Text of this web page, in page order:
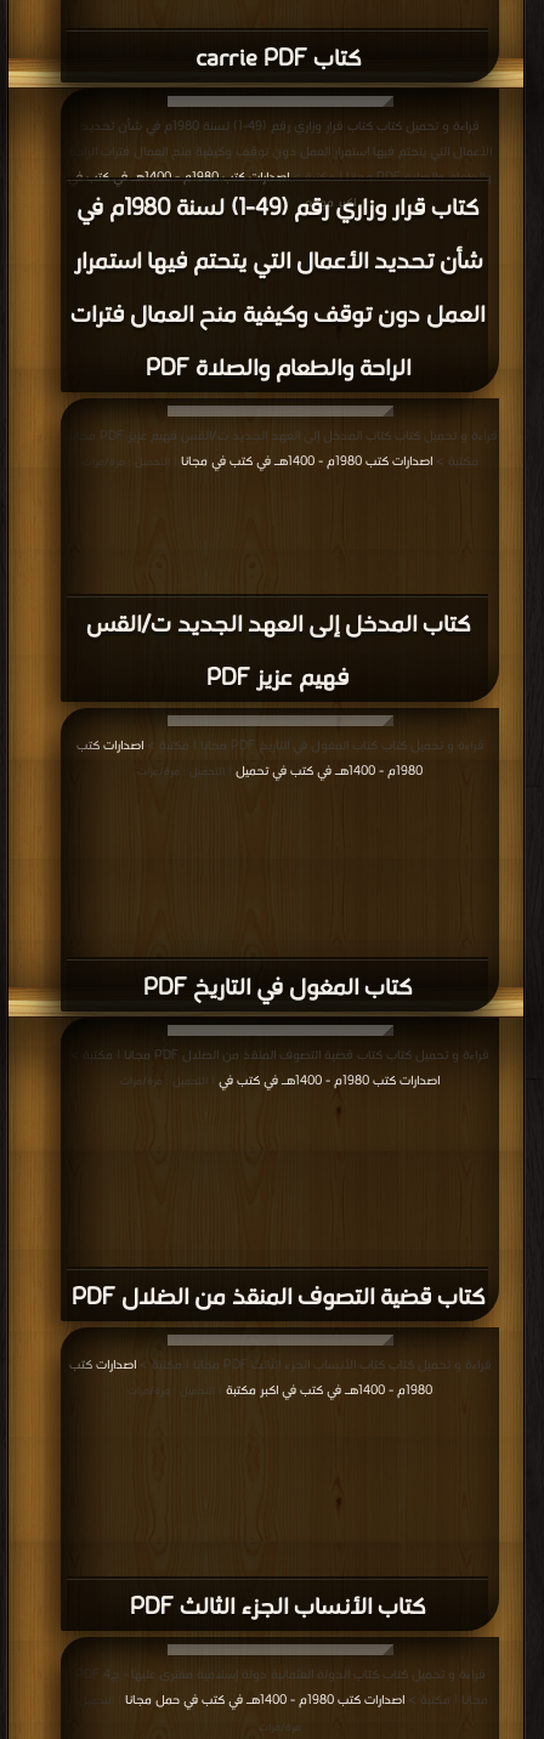
كتاب carrie PDF
كتاب قرار وزاري رقم (49-1) لسنة 1980م في
شأن تحديد الأعمال التي يتحتم فيها استمرار
العمل دون توقف وكيفية منح العمال فترات
الراحة والطعام والصلاة PDF
قراءة و تحميل كتاب كتاب قرار وزاري رقم (49-1) لسنة 1980م في شأن تحديد
الأعمال التي يتحتم فيها استمرار العمل دون توقف وكيفية منح العمال فترات الراحة
والطعام والصلاة PDF مجانا | مكتبة >
اصدارات كتب 1980م - 1400هـ في كتب في
اكبر موقع| التحميل : مرة/مرات
كتاب المدخل إلى العهد الجديد ت/القس
فهيم عزيز PDF
قراءة و تحميل كتاب كتاب المدخل إلى العهد الجديد ت/القس فهيم عزيز PDF مجانا |
مكتبة >اصدارات كتب 1980م - 1400هـ في كتب في مجانا | التحميل : مرة/مرات
كتاب المغول في التاريخ PDF
قراءة و تحميل كتاب كتاب المغول في التاريخ PDF مجانا | مكتبة >
اصدارات كتب
1980م - 1400هـ في كتب في تحميل
| التحميل : مرة/مرات
كتاب قضية التصوف المنقذ من الضلال PDF
قراءة و تحميل كتاب كتاب قضية التصوف المنقذ من الضلال PDF مجانا | مكتبة >
اصدارات كتب 1980م - 1400هـ في كتب في
| التحميل : مرة/مرات
كتاب الأنساب الجزء الثالث PDF
قراءة و تحميل كتاب كتاب الأنساب الجزء الثالث PDF مجانا | مكتبة >
اصدارات كتب
1980م - 1400هـ في كتب في اكبر مكتبة
| التحميل : مرة/مرات
مجانا | مكتبة >اصدارات كتب 1980م - 1400هـ في كتب في حمل مجانا
| التحميل :
مرة/مرات